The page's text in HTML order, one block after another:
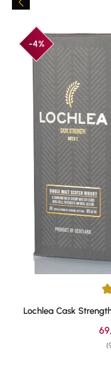
-4%
Durchschnittliche
Lochlea Cask